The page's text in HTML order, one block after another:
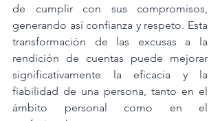
de cumplir con sus compromisos,
generando así confianza y respeto. Esta
transformación de las excusas a la
rendición de cuentas puede mejorar
significativamente la eficacia y la
fiabilidad de una persona, tanto en el
ámbito personal como en el